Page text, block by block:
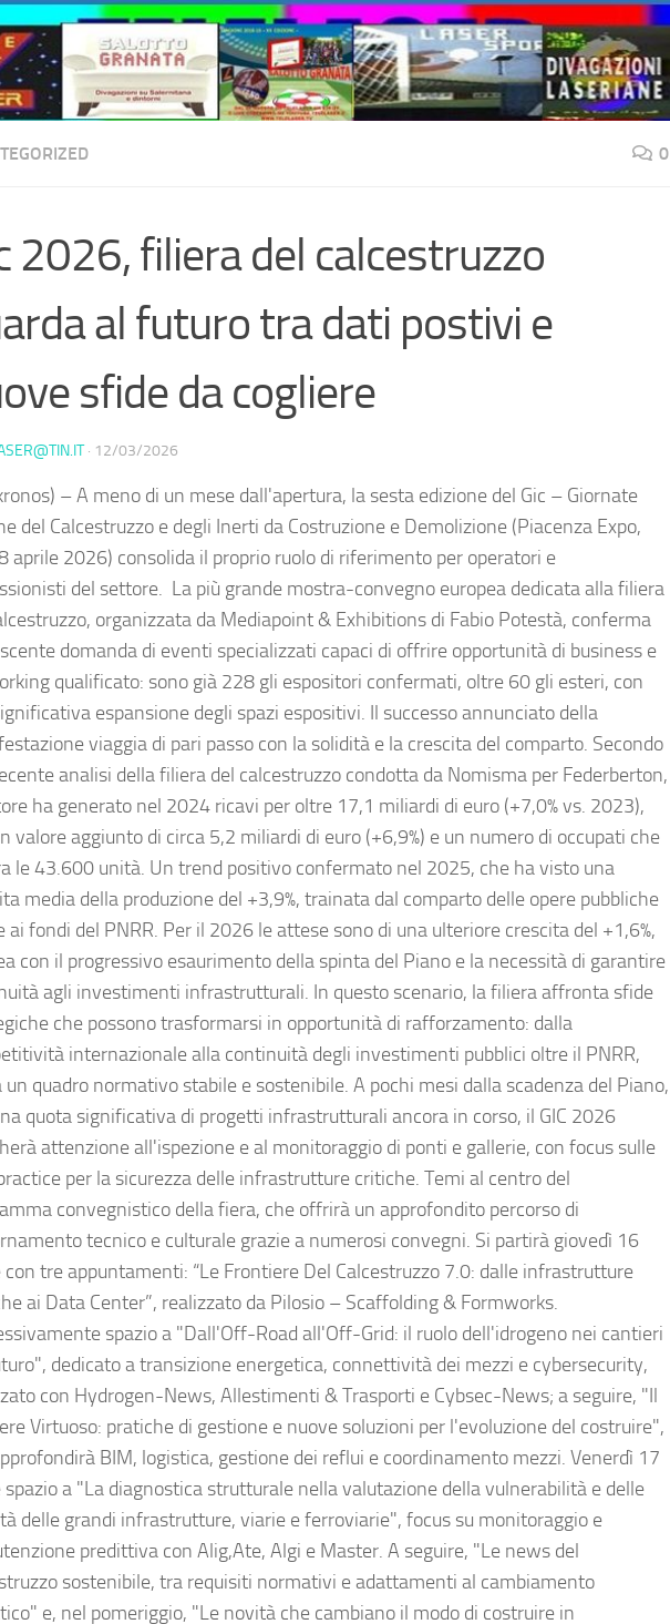
0
2026, filiera del calcestruzzo
al futuro tra dati postivi e
sfide da cogliere
· 12/03/2026
– A meno di un mese dall'apertura, la sesta edizione del Gic – Giornate
del Calcestruzzo e degli Inerti da Costruzione e Demolizione (Piacenza Expo,
aprile 2026) consolida il proprio ruolo di riferimento per operatori e
del settore. La più grande mostra-convegno europea dedicata alla filiera
organizzata da Mediapoint & Exhibitions di Fabio Potestà, conferma
domanda di eventi specializzati capaci di offrire opportunità di business e
qualificato: sono già 228 gli espositori confermati, oltre 60 gli esteri, con
espansione degli spazi espositivi. Il successo annunciato della
viaggia di pari passo con la solidità e la crescita del comparto. Secondo
analisi della filiera del calcestruzzo condotta da Nomisma per Federberton,
ha generato nel 2024 ricavi per oltre 17,1 miliardi di euro (+7,0% vs. 2023),
valore aggiunto di circa 5,2 miliardi di euro (+6,9%) e un numero di occupati che
le 43.600 unità. Un trend positivo confermato nel 2025, che ha visto una
media della produzione del +3,9%, trainata dal comparto delle opere pubbliche
ai fondi del PNRR. Per il 2026 le attese sono di una ulteriore crescita del +1,6%,
con il progressivo esaurimento della spinta del Piano e la necessità di garantire
agli investimenti infrastrutturali. In questo scenario, la filiera affronta sfide
che possono trasformarsi in opportunità di rafforzamento: dalla
internazionale alla continuità degli investimenti pubblici oltre il PNRR,
un quadro normativo stabile e sostenibile. A pochi mesi dalla scadenza del Piano,
quota significativa di progetti infrastrutturali ancora in corso, il GIC 2026
attenzione all'ispezione e al monitoraggio di ponti e gallerie, con focus sulle
per la sicurezza delle infrastrutture critiche. Temi al centro del
convegnistico della fiera, che offrirà un approfondito percorso di
tecnico e culturale grazie a numerosi convegni. Si partirà giovedì 16
con tre appuntamenti: “Le Frontiere Del Calcestruzzo 7.0: dalle infrastrutture
ai Data Center”, realizzato da Pilosio – Scaffolding & Formworks.
spazio a "Dall'Off-Road all'Off-Grid: il ruolo dell'idrogeno nei cantieri
dedicato a transizione energetica, connettività dei mezzi e cybersecurity,
con Hydrogen-News, Allestimenti & Trasporti e Cybsec-News; a seguire, "Il
Virtuoso: pratiche di gestione e nuove soluzioni per l'evoluzione del costruire",
BIM, logistica, gestione dei reflui e coordinamento mezzi. Venerdì 17
spazio a "La diagnostica strutturale nella valutazione della vulnerabilità e delle
delle grandi infrastrutture, viarie e ferroviarie", focus su monitoraggio e
predittiva con Alig,Ate, Algi e Master. A seguire, "Le news del
sostenibile, tra requisiti normativi e adattamenti al cambiamento
e, nel pomeriggio, "Le novità che cambiano il modo di costruire in